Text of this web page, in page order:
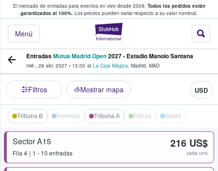
El mercado de entradas para eventos en vivo desde 2009. Todos los pedidos están
garantizados al 100%. Los precios pueden variar respecto a su valor nominal.
StubHub:
Menú
y venta de entradas entre fans
EntradasMutua Madrid Open2027 - Estadio Manolo Santana
mié., 28 abr. 2027 • 13:00 at La Caja Mágica, Madrid, MAD
Filtros Mostrar mapa USD
Tribuna B Premium Tribuna A Palcos Boxes
Sector A15
Fila 4 1 - 10 entradas
216 US$
cada uno